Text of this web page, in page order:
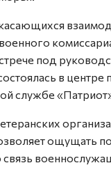
под
в
службе
ощущать